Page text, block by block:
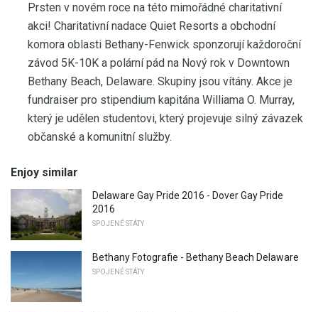
Prsten v novém roce na této mimořádné charitativní
akci! Charitativní nadace Quiet Resorts a obchodní
komora oblasti Bethany-Fenwick sponzorují každoroční
závod 5K-10K a polární pád na Nový rok v Downtown
Bethany Beach, Delaware. Skupiny jsou vítány. Akce je
fundraiser pro stipendium kapitána Williama O. Murray,
který je udělen studentovi, který projevuje silný závazek
občanské a komunitní služby.
Enjoy similar
Delaware Gay Pride 2016 - Dover Gay Pride
2016
SPOJENÉ STÁTY
Bethany Fotografie - Bethany Beach Delaware
SPOJENÉ STÁTY